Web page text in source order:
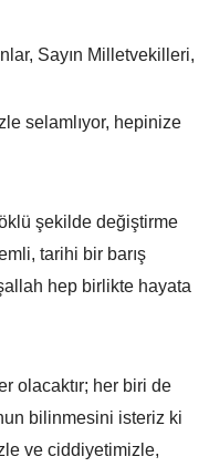
Sayın Milletvekilleri,
selamlıyor, hepinize
şekilde değiştirme
tarihi bir barış
hep birlikte hayata
olacaktır; her biri de
bilinmesini isteriz ki
ve ciddiyetimizle,